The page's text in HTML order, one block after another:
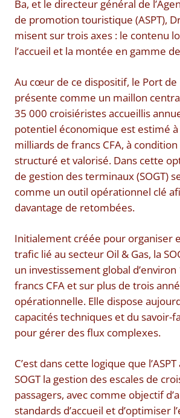
Ba, et le directeur général de
de promotion touristique (ASPT),
misent sur trois axes : le contenu
l’accueil et la montée en gamme
Au cœur de ce dispositif, le Port de
présente comme un maillon
35 000 croisiéristes accueillis
potentiel économique est estimé à
milliards de francs CFA, à
structuré et valorisé. Dans cette
de gestion des terminaux (SOGT)
comme un outil opérationnel clé
davantage de retombées.
Initialement créée pour organiser
trafic lié au secteur Oil & Gas, la
un investissement global
francs CFA et sur plus de trois
opérationnelle. Elle dispose
capacités techniques et du savoir-
pour gérer des flux complexes.
C’est dans cette logique que
SOGT la gestion des escales de
passagers, avec comme objectif
standards d’accueil et d’optimiser